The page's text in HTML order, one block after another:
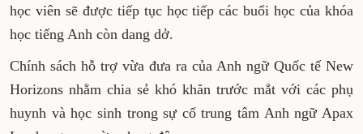
số dư học phí tại Apax Leaders đến các trung
tâm Anh ngữ Quốc tế New Horizons gần nhất.
Các học viên sẽ được tiếp tục học tiếp các buổi
học của khóa học tiếng Anh còn dang dở.
Chính sách hỗ trợ vừa đưa ra của Anh ngữ Quốc